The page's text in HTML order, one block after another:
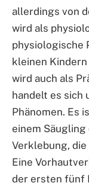
allerdings von
wird als
physiologische
kleinen
wird auch als
handelt es sich
Phänomen. Es
einem
Verklebung,
Eine
der ersten fünf